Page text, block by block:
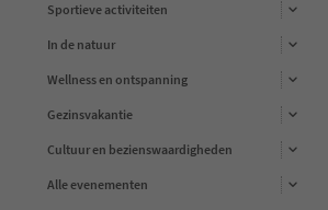
Sportieve activiteiten
In de natuur
Wellness en ontspanning
Gezinsvakantie
Cultuur en bezienswaardigheden
Alle evenementen